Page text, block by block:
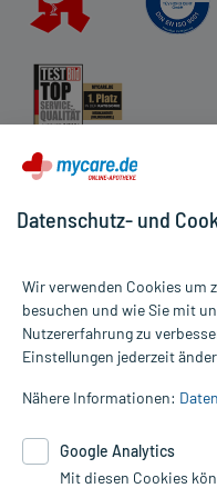
Alle Preise gelten inkl.
Informationen auf dieser
die Untersuchung und
Therapien eingeleitet
Google Analytics. Lesen
Datenschutz- und
Wir verwenden Cookies um
besuchen und wie Sie mit
Nutzererfahrung zu
Einstellungen jederzeit
Nähere Informationen:
Google Analytics
Mit diesen Cookies